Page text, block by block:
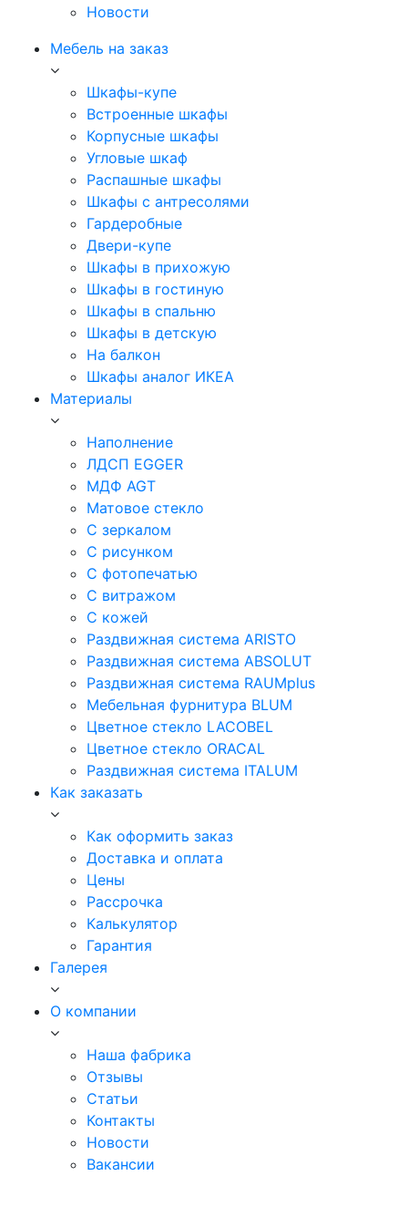
Новости
Мебель на заказ
Шкафы-купе
Встроенные шкафы
Корпусные шкафы
Угловые шкаф
Распашные шкафы
Шкафы с антресолями
Гардеробные
Двери-купе
Шкафы в прихожую
Шкафы в гостиную
Шкафы в спальню
Шкафы в детскую
На балкон
Шкафы аналог ИКЕА
Материалы
Наполнение
ЛДСП EGGER
МДФ AGT
Матовое стекло
С зеркалом
С рисунком
С фотопечатью
С витражом
С кожей
Раздвижная система ARISTO
Раздвижная система ABSOLUT
Раздвижная система RAUMplus
Мебельная фурнитура BLUM
Цветное стекло LACOBEL
Цветное стекло ORACAL
Раздвижная система ITALUM
Как заказать
Как оформить заказ
Доставка и оплата
Цены
Рассрочка
Калькулятор
Гарантия
Галерея
О компании
Наша фабрика
Отзывы
Статьи
Контакты
Новости
Вакансии